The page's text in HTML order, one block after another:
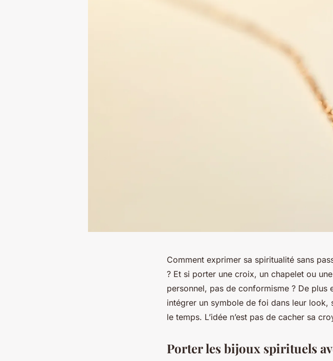
Comment exprimer sa spiritualité sans
? Et si porter une croix, un chapelet ou
personnel, pas de conformisme ? De plus
intégrer un symbole de foi dans leur look,
le temps. L’idée n’est pas de cacher sa
Porter les bijoux spirituels